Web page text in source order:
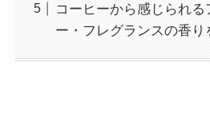
コーヒーから感じられ
ー・フレグランスの香り